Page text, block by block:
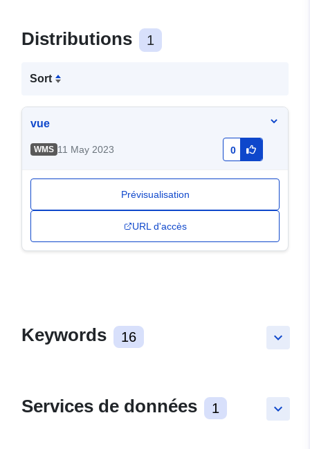
Distributions 1
Sort
vue
WMS 11 May 2023 0
Prévisualisation
URL d'accès
keyboard_arrow_down
Keywords 16
keyboard_arrow_down
Services de données 1